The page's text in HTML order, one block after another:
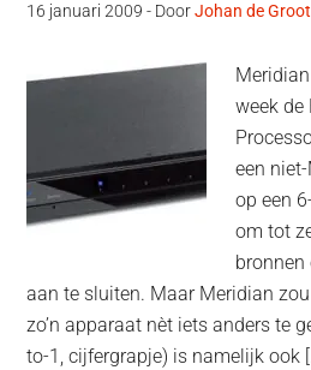
16 januari 2009 - DoorJohan de Groot
week de
een
op een
om tot
bronnen
aan te sluiten. Maar Meridian
zo’n apparaat nèt iets anders te
to-1, cijfergrapje) is namelijk ook